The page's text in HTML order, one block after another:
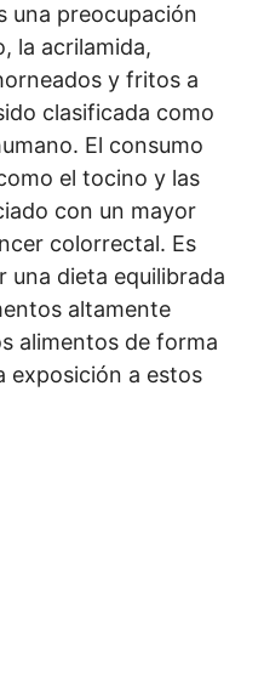
una preocupación
la acrilamida,
y fritos a
clasificada como
El consumo
el tocino y las
con un mayor
colorrectal. Es
una dieta equilibrada
altamente
alimentos de forma
exposición a estos